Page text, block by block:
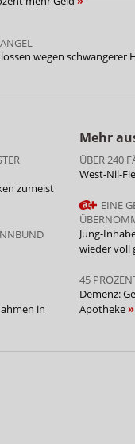
wegen schwangerer
zumeist
in
Mehr
ÜBER 240
West-Nil-
EINE
Jung-
wieder voll
45
Demenz:
Apotheke